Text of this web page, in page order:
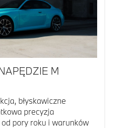
M
błyskawiczne
precyzja
pory roku i warunków